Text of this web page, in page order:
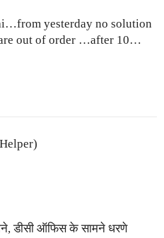
yesterday no solution
out of order …after 10…
डीसी ऑफिस के सामने धरणे